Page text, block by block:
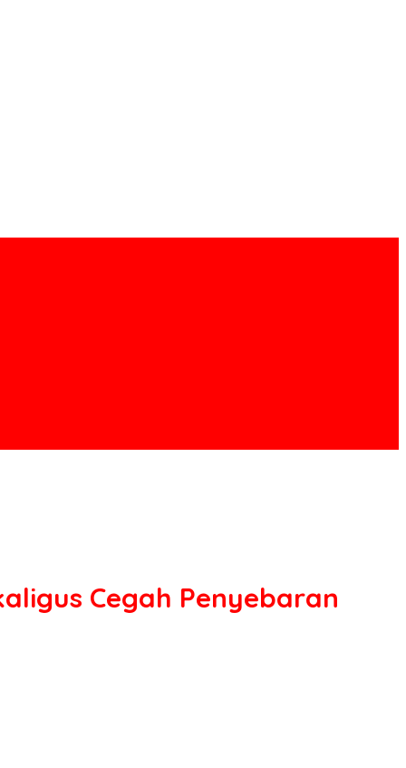
Cegah Penyebaran